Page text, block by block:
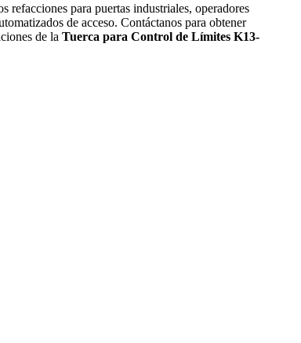
refacciones para puertas industriales, operadores
de acceso. Contáctanos para obtener
de la Tuerca para Control de Límites K13-